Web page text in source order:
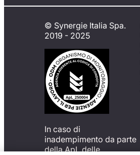
© Synergie Italia Spa.
2019 - 2025
In caso di
inadempimento da parte
della ApL delle